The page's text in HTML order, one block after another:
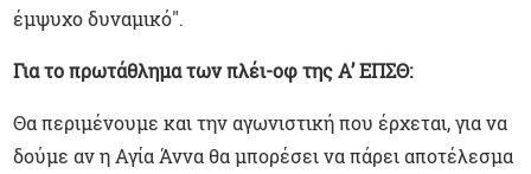
έμψυχο δυναμικό".
Για το πρωτάθλημα των πλέι-οφ της Α’ ΕΠΣΘ:
Θα περιμένουμε και την αγωνιστική που έρχεται, για να
δούμε αν η Αγία Άννα θα μπορέσει να πάρει αποτέλεσμα